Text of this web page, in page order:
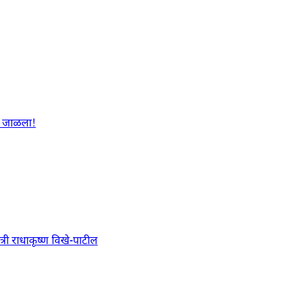
जाळला!
राधाकृष्ण विखे-पाटील